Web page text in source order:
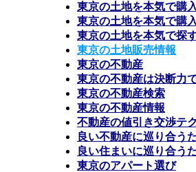
東京の土地を本気で購
東京の土地を本気で購
東京の土地を本気で探
東京の土地販売情報
東京の不動産
東京の不動産は決断力
東京の不動産検索
東京の不動産情報
不動産の値引き交渉テ
良い不動産に巡り合う
良い住まいに巡り合う
東京のアパート選び